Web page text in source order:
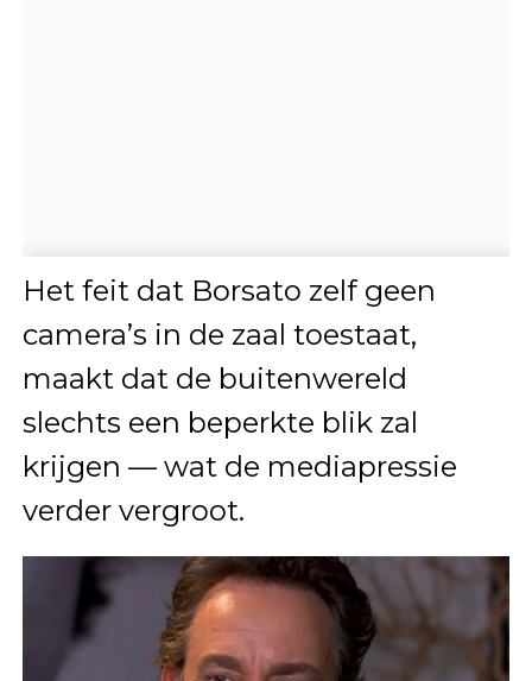
Het feit dat Borsato zelf geen
camera’s in de zaal toestaat,
maakt dat de buitenwereld
slechts een beperkte blik zal
krijgen — wat de mediapressie
verder vergroot.